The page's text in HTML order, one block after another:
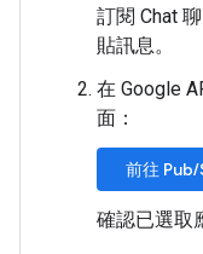
訂閱 Chat
貼訊息。
在 Google
面：
前往 Pub/
確認已選取